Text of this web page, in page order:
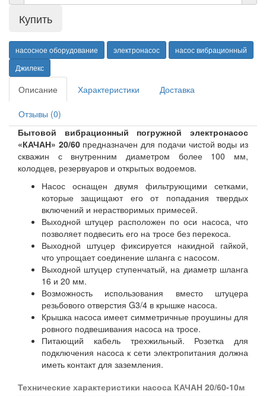
насосное оборудование электронасос
насос вибрационный
Джилекс
Описание Характеристики Доставка
Отзывы (0)
Бытовой вибрационный погружной электронасос
«КАЧАН» 20/60 предназначен для подачи чистой воды из
скважин с внутренним диаметром более 100 мм,
колодцев, резервуаров и открытых водоемов.
Насос оснащен двумя фильтрующими сетками,
которые защищают его от попадания твердых
включений и нерастворимых примесей.
Выходной штуцер расположен по оси насоса, что
позволяет подвесить его на тросе без перекоса.
Выходной штуцер фиксируется накидной гайкой,
что упрощает соединение шланга с насосом.
Выходной штуцер ступенчатый, на диаметр шланга
16 и 20 мм.
Возможность использования вместо штуцера
резьбового отверстия G3/4 в крышке насоса.
Крышка насоса имеет симметричные проушины для
ровного подвешивания насоса на тросе.
Питающий кабель трехжильный. Розетка для
подключения насоса к сети электропитания должна
иметь контакт для заземления.
Технические характеристики насоса КАЧАН 20/60-10м